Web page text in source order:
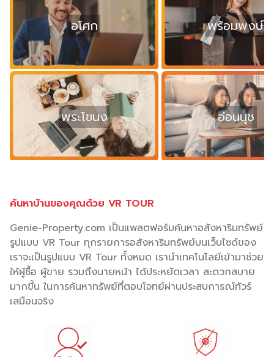
อโศก
พระโขนง
พร้อมพงษ์
อ่อนนุช
ค้นหาบ้านของคุณด้วย VR TOUR
Genie-Property.com เป็นแพลตฟอร์มค้นหาอสังหาริมทรัพย์
รูปแบบ VR Tour ทุกรายการอสังหาริมทรัพย์บนเว็บไซด์ของ
เราจะเป็นรูปแบบ VR Tour ทั้งหมด เรานำเทคโนโลยีเข้ามาช่วย
ให้ผู้ซื้อ ผู้ขาย รวมถึงนายหน้า ได้ประหยัดเวลา สะดวกสบาย
มากขึ้น ในการค้นหาทรัพย์ที่ตอบโจทย์ผ่านประสบการณ์ทัวร์
เสมือนจริง